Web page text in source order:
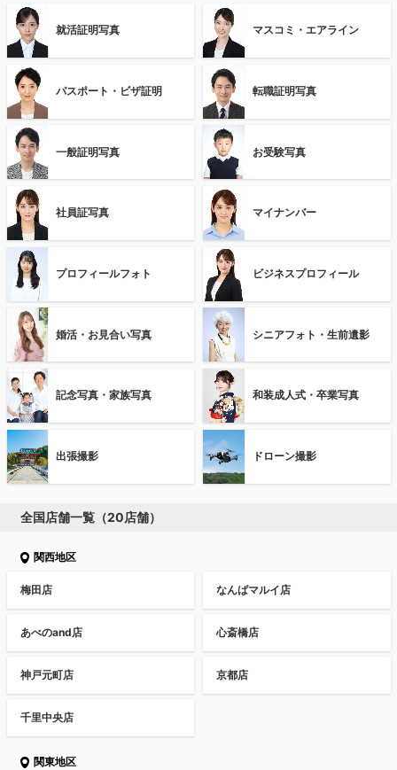
就活証明写真 マスコミ・エアライン
パスポート・ビザ証明 転職証明写真
一般証明写真 お受験写真
社員証写真 マイナンバー
プロフィールフォト ビジネスプロフィール
婚活・お見合い写真 シニアフォト・生前遺影
記念写真・家族写真 和装成人式・卒業写真
出張撮影 ドローン撮影
全国店舗一覧（20店舗）
関西地区
梅田店 なんばマルイ店
あべのand店 心斎橋店
神戸元町店 京都店
千里中央店
関東地区